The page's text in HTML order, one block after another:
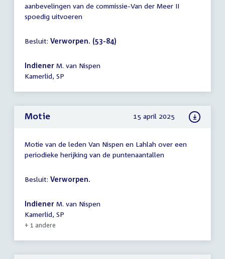
aanbevelingen van de commissie-Van der Meer II
spoedig uitvoeren
Besluit: Verworpen. (53-84)
Indiener M. van Nispen
Kamerlid, SP
Motie 15 april 2025
Motie van de leden Van Nispen en Lahlah over een
periodieke herijking van de puntenaantallen
Besluit: Verworpen.
Indiener M. van Nispen
Kamerlid, SP
+ 1 andere